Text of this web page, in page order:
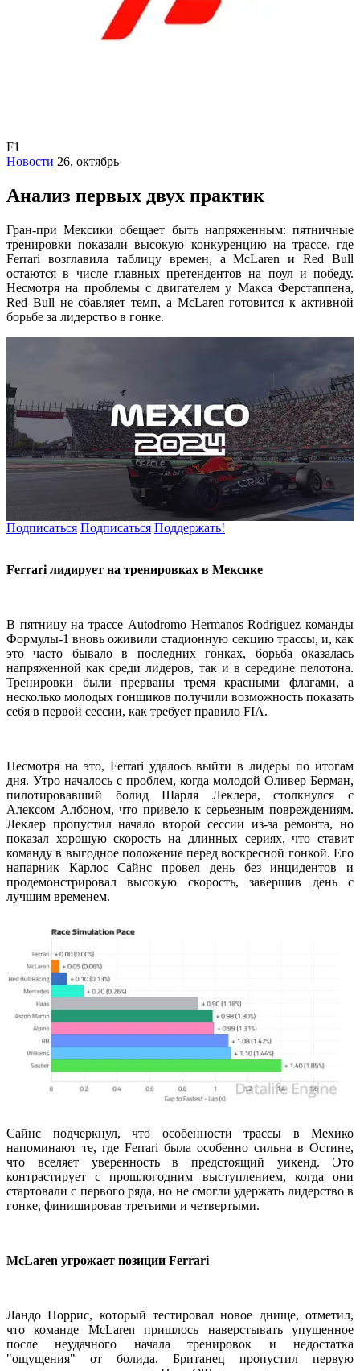
F1
Новости 26, октябрь
Анализ первых двух практик
Гран-при Мексики обещает быть напряженным: пятничные
тренировки показали высокую конкуренцию на трассе, где
Ferrari возглавила таблицу времен, а McLaren и Red Bull
остаются в числе главных претендентов на поул и победу.
Несмотря на проблемы с двигателем у Макса Ферстаппена,
Red Bull не сбавляет темп, а McLaren готовится к активной
борьбе за лидерство в гонке.
Подписаться Подписаться Поддержать!
Ferrari лидирует на тренировках в Мексике
В пятницу на трассе Autodromo Hermanos Rodriguez команды
Формулы-1 вновь оживили стадионную секцию трассы, и, как
это часто бывало в последних гонках, борьба оказалась
напряженной как среди лидеров, так и в середине пелотона.
Тренировки были прерваны тремя красными флагами, а
несколько молодых гонщиков получили возможность показать
себя в первой сессии, как требует правило FIA.
Несмотря на это, Ferrari удалось выйти в лидеры по итогам
дня. Утро началось с проблем, когда молодой Оливер Берман,
пилотировавший болид Шарля Леклера, столкнулся с
Алексом Албоном, что привело к серьезным повреждениям.
Леклер пропустил начало второй сессии из-за ремонта, но
показал хорошую скорость на длинных сериях, что ставит
команду в выгодное положение перед воскресной гонкой. Его
напарник Карлос Сайнс провел день без инцидентов и
продемонстрировал высокую скорость, завершив день с
лучшим временем.
Сайнс подчеркнул, что особенности трассы в Мехико
напоминают те, где Ferrari была особенно сильна в Остине,
что вселяет уверенность в предстоящий уикенд. Это
контрастирует с прошлогодним выступлением, когда они
стартовали с первого ряда, но не смогли удержать лидерство в
гонке, финишировав третьими и четвертыми.
McLaren угрожает позиции Ferrari
Ландо Норрис, который тестировал новое днище, отметил,
что команде McLaren пришлось наверстывать упущенное
после неудачного начала тренировок и недостатка
"ощущения" от болида. Британец пропустил первую